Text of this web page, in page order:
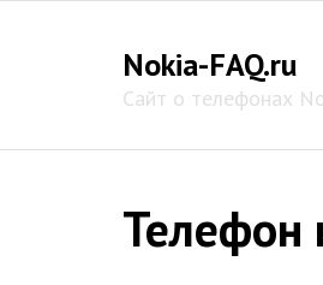
Nokia-FAQ.ru
Сайт о телефонах
Телефон